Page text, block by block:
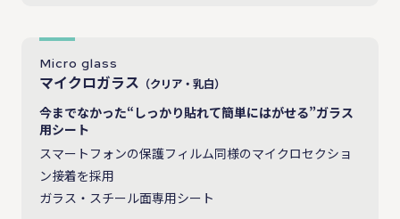
Micro glass
マイクロガラス （クリア・乳白）
今までなかった“しっかり貼れて簡単にはがせる”ガラス
用シート
スマートフォンの保護フィルム同様のマイクロセクショ
ン接着を採用
ガラス・スチール面専用シート